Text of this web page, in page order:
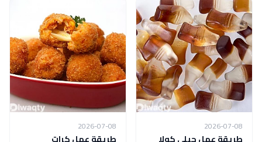
2026-07-08
2026-07-08